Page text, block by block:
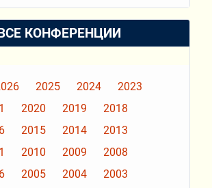
КОНФЕРЕНЦИИ
2025 2024
2023
2020 2019
2018
2015 2014
2013
2010 2009
2008
2005 2004
2003